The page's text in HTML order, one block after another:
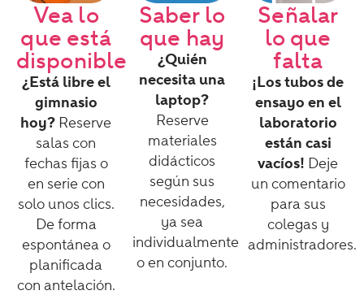
Vea lo
que está
disponible
¿Está libre el
gimnasio
hoy? Reserve
salas con
fechas fijas o
en serie con
solo unos clics.
De forma
espontánea o
planificada
con antelación.
Saber lo
que hay
¿Quién
necesita una
laptop?
Reserve
materiales
didácticos
según sus
necesidades,
ya sea
individualmente
o en conjunto.
Señalar
lo que
falta
¡Los tubos de
ensayo en el
laboratorio
están casi
vacíos! Deje
un comentario
para sus
colegas y
administradores.